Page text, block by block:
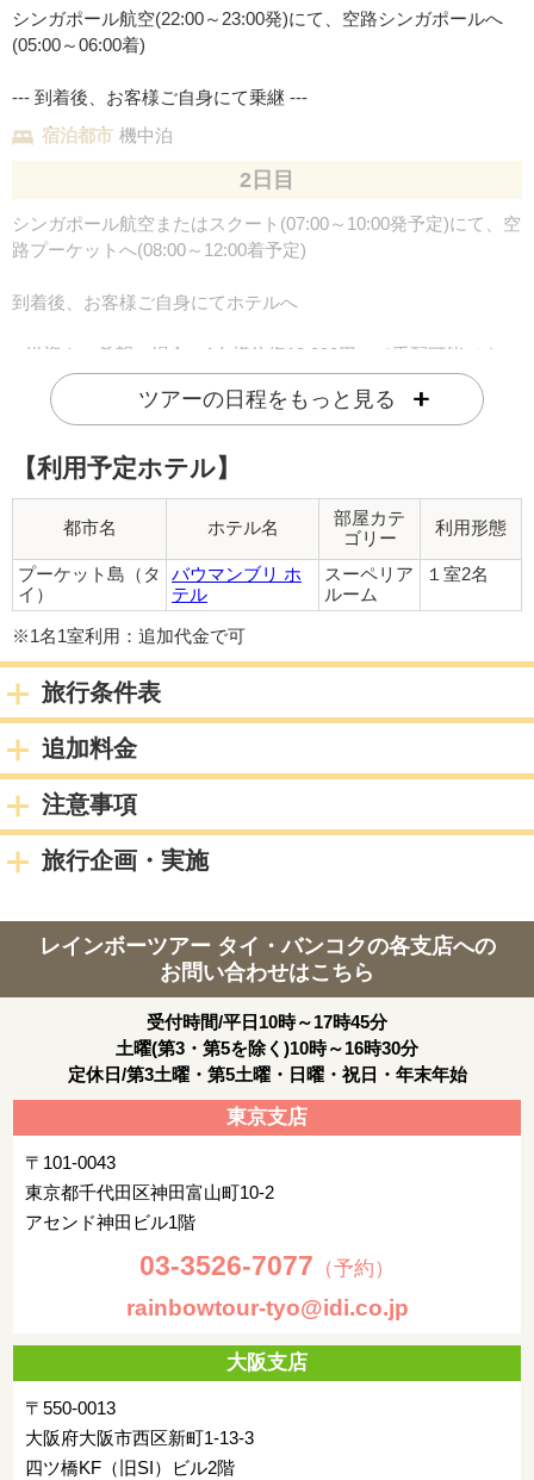
シンガポール航空(22:00～23:00発)にて、空路シンガポールへ
(05:00～06:00着)
--- 到着後、お客様ご自身にて乗継 ---
宿泊都市 機中泊
2日目
シンガポール航空またはスクート(07:00～10:00発予定)にて、空
路プーケットへ(08:00～12:00着予定)
到着後、お客様ご自身にてホテルへ
※送迎をご希望の場合、1名様往復18,000円にて手配可能です。
ご希望の際はお申し付けください。
なお、フライトが22:00～08:00に該当する場合は、深夜・早
ます。
また、ゴルフバッグをご持参の場合は、1名様につき往復
4,000円の追加代金が発生いたしますので、あらかじめご了承く
ださい。
こちらはすべて2名様以上でご利用の場合の料金となります。
1名様でご利用の場合は、各料金の倍額を申し受けます。
宿泊都市
プーケット島（タイ）
3日目
朝：ホテルにて朝食
終日：自由行動
宿泊都市 プーケット島（タイ）
復路朝便をご利用の場合、最終日の朝食は付きません。
早朝：お客様ご自身にて空港へ
時間に余裕を持って、2時間前にはチェックインをお済ませくだ
シンガポール航空またはスクートにて(09:00～10:00発)、空路シ
ンガポールへ(12:30～13:30着)
--- お客様ご自身にて乗継 ---
シンガポール航空にて、空路帰国の途へ(13:30～14:30発)
日本着後(21:00～23:00着)、解散
ツアーの日程をもっと見る
【利用予定ホテル】
都市名 ホテル名
部屋カテ
ゴリー
利用形態
プーケット島（タ
イ）
バウマンブリ ホ
テル
スーペリア
ルーム
１室2名
※1名1室利用：追加代金で可
旅行条件表
追加料金
注意事項
旅行企画・実施
レインボーツアー タイ・バンコクの各支店への
お問い合わせはこちら
受付時間/平日10時～17時45分
土曜(第3・第5を除く)10時～16時30分
定休日/第3土曜・第5土曜・日曜・祝日・年末年始
東京支店
〒101-0043
東京都千代田区神田富山町10-2
アセンド神田ビル1階
03-3526-7077 （予約）
rainbowtour-tyo@idi.co.jp
大阪支店
〒550-0013
大阪府大阪市西区新町1-13-3
四ツ橋KF（旧SI）ビル2階